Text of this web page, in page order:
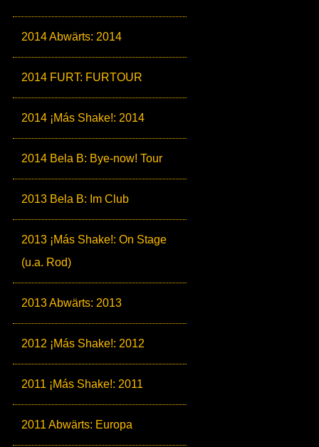
2014 Abwärts: 2014
2014 FURT: FURTOUR
2014 ¡Más Shake!: 2014
2014 Bela B: Bye-now! Tour
2013 Bela B: Im Club
2013 ¡Más Shake!: On Stage
(u.a. Rod)
2013 Abwärts: 2013
2012 ¡Más Shake!: 2012
2011 ¡Más Shake!: 2011
2011 Abwärts: Europa